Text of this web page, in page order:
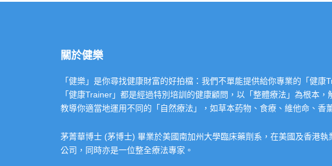
關於健樂
「健樂」是你尋找健康財富的好拍檔：我們不單能提供給你專業的「健
「健康Trainer」都是經過特別培訓的健康顧問，以「整體療法」為根本
教導你適當地運用不同的「自然療法」，如草本葯物、食療、維他命、香
茅菁華博士 (茅博士) 畢業於美國南加州大學臨床藥劑系，在美國及香港
公司，同時亦是一位整全療法專家。